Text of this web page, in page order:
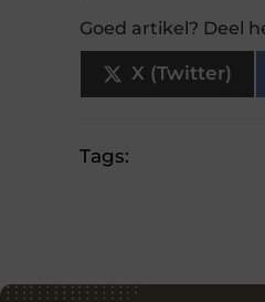
Goed artikel? Deel
X (Twitter)
Tags: